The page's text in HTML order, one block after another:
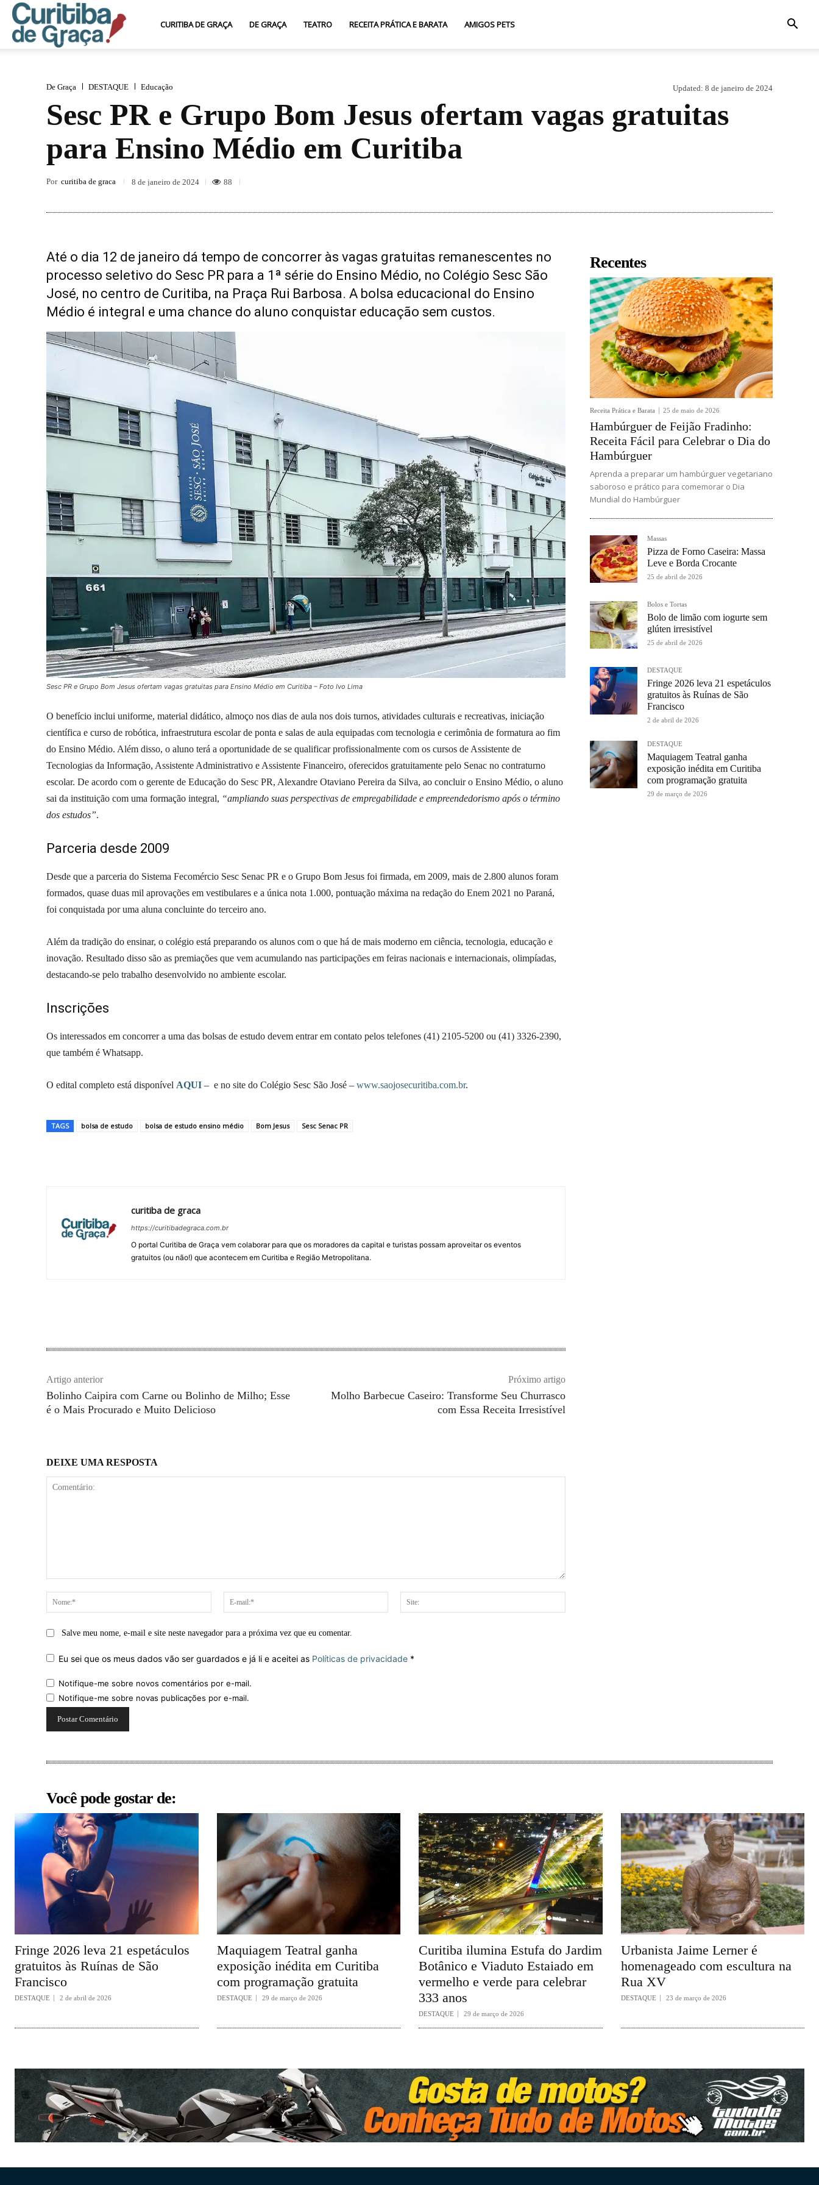
Curitiba
Graça
CURITIBA DE GRAÇA DE GRAÇA TEATRO RECEITA PRÁTICA E BARATA AMIGOS PETS
De Graça DESTAQUE Educação Updated: 8 de janeiro de 2024
Sesc PR e Grupo Bom Jesus ofertam vagas gratuitas
para Ensino Médio em Curitiba
Por curitiba de graca 8 de janeiro de 2024 88
Até o dia 12 de janeiro dá tempo de concorrer às vagas gratuitas remanescentes no
processo seletivo do Sesc PR para a 1ª série do Ensino Médio, no Colégio Sesc São
José, no centro de Curitiba, na Praça Rui Barbosa. A bolsa educacional do Ensino
Médio é integral e uma chance do aluno conquistar educação sem custos.
Sesc PR e Grupo Bom Jesus ofertam vagas gratuitas para Ensino Médio em Curitiba – Foto Ivo Lima
O benefício inclui uniforme, material didático, almoço nos dias de aula nos dois turnos, atividades culturais e recreativas, iniciação
científica e curso de robótica, infraestrutura escolar de ponta e salas de aula equipadas com tecnologia e cerimônia de formatura ao fim
do Ensino Médio. Além disso, o aluno terá a oportunidade de se qualificar profissionalmente com os cursos de Assistente de
Tecnologias da Informação, Assistente Administrativo e Assistente Financeiro, oferecidos gratuitamente pelo Senac no contraturno
escolar. De acordo com o gerente de Educação do Sesc PR, Alexandre Otaviano Pereira da Silva, ao concluir o Ensino Médio, o aluno
sai da instituição com uma formação integral, “ampliando suas perspectivas de empregabilidade e empreendedorismo após o término
dos estudos”.
Parceria desde 2009
Desde que a parceria do Sistema Fecomércio Sesc Senac PR e o Grupo Bom Jesus foi firmada, em 2009, mais de 2.800 alunos foram
formados, quase duas mil aprovações em vestibulares e a única nota 1.000, pontuação máxima na redação do Enem 2021 no Paraná,
foi conquistada por uma aluna concluinte do terceiro ano.
Além da tradição do ensinar, o colégio está preparando os alunos com o que há de mais moderno em ciência, tecnologia, educação e
inovação. Resultado disso são as premiações que vem acumulando nas participações em feiras nacionais e internacionais, olimpíadas,
destacando-se pelo trabalho desenvolvido no ambiente escolar.
Inscrições
Os interessados em concorrer a uma das bolsas de estudo devem entrar em contato pelos telefones (41) 2105-5200 ou (41) 3326-2390,
que também é Whatsapp.
O edital completo está disponível AQUI – e no site do Colégio Sesc São José – www.saojosecuritiba.com.br.
TAGS bolsa de estudo bolsa de estudo ensino médio Bom Jesus Sesc Senac PR
curitiba de graca
https://curitibadegraca.com.br
O portal Curitiba de Graça vem colaborar para que os moradores da capital e turistas possam aproveitar os eventos
gratuitos (ou não!) que acontecem em Curitiba e Região Metropolitana.
Artigo anterior
Bolinho Caipira com Carne ou Bolinho de Milho; Esse
é o Mais Procurado e Muito Delicioso
Próximo artigo
Molho Barbecue Caseiro: Transforme Seu Churrasco
com Essa Receita Irresistível
DEIXE UMA RESPOSTA
Nome:*
mail:*
Salve meu nome, e-mail e site neste navegador para a próxima vez que eu comentar.
Eu sei que os meus dados vão ser guardados e já li e aceitei as Políticas de privacidade *
Notifique-me sobre novos comentários por e-mail.
Notifique-me sobre novas publicações por e-mail.
Recentes
Receita Prática e Barata 25 de maio de 2026
Hambúrguer de Feijão Fradinho:
Receita Fácil para Celebrar o Dia do
Hambúrguer
Aprenda a preparar um hambúrguer vegetariano
saboroso e prático para comemorar o Dia
Mundial do Hambúrguer
Massas
Pizza de Forno Caseira: Massa
Leve e Borda Crocante
25 de abril de 2026
Bolos e Tortas
Bolo de limão com iogurte sem
glúten irresistível
25 de abril de 2026
DESTAQUE
Fringe 2026 leva 21 espetáculos
gratuitos às Ruínas de São
Francisco
2 de abril de 2026
DESTAQUE
Maquiagem Teatral ganha
exposição inédita em Curitiba
com programação gratuita
29 de março de 2026
Você pode gostar de:
Fringe 2026 leva 21 espetáculos
gratuitos às Ruínas de São
Francisco
DESTAQUE 2 de abril de 2026
Maquiagem Teatral ganha
exposição inédita em Curitiba
com programação gratuita
DESTAQUE 29 de março de 2026
Curitiba ilumina Estufa do Jardim
Botânico e Viaduto Estaiado em
vermelho e verde para celebrar
333 anos
DESTAQUE 29 de março de 2026
Urbanista Jaime Lerner é
homenageado com escultura na
Rua XV
DESTAQUE 23 de março de 2026